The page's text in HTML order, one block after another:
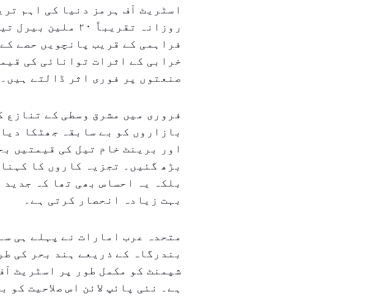
اسٹریٹ آف ہرمز دنیا کی اہم
روزانہ تقریباً
فراہمی کے قریب پانچویں حصے
خرابی کے اثرات توانائی کی
صنعتوں پر فوری اثر ڈالتے ہیں۔
فروری میں مشرق وسطی کے تنازع
بازاروں کو بے سابقہ جھٹکا
بڑھ گئیں۔ تجزیہ کاروں کا
بلکہ یہ احساس بھی تھا کہ
بہت زیادہ انحصار کرتی ہے۔
متحدہ عرب امارات نے پہلے ہی
بندرگاہ کے ذریعے ہند بحر کی
شپمنٹ کو مکمل طور پر اسٹریٹ
ہے۔ نئی پائپ لائن اس صلاحیت کو